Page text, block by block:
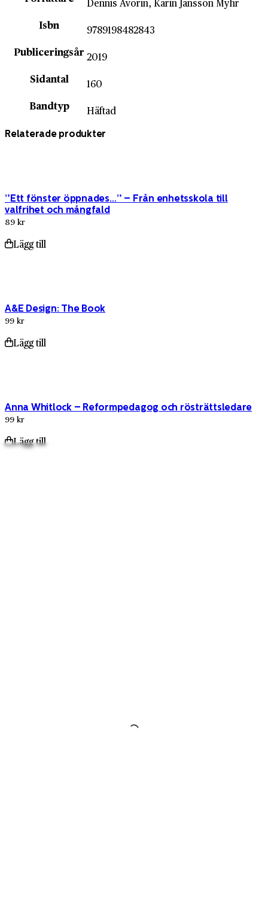
Dennis Avorin, Karin Jansson Myhr
Isbn
9789198482843
Publiceringsår 2019
Sidantal
160
Bandtyp
Häftad
Relaterade produkter
”Ett fönster öppnades…” – Från enhetsskola till
valfrihet och mångfald
89 kr
Lägg till
A&E Design: The Book
99 kr
Lägg till
Anna Whitlock – Reformpedagog och rösträttsledare
99 kr
Lägg till